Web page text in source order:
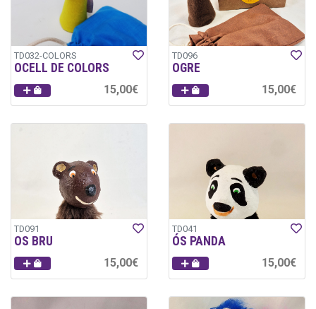
TD032-COLORS
OCELL DE COLORS
15,00€
TD096
OGRE
15,00€
TD091
OS BRU
15,00€
TD041
ÓS PANDA
15,00€